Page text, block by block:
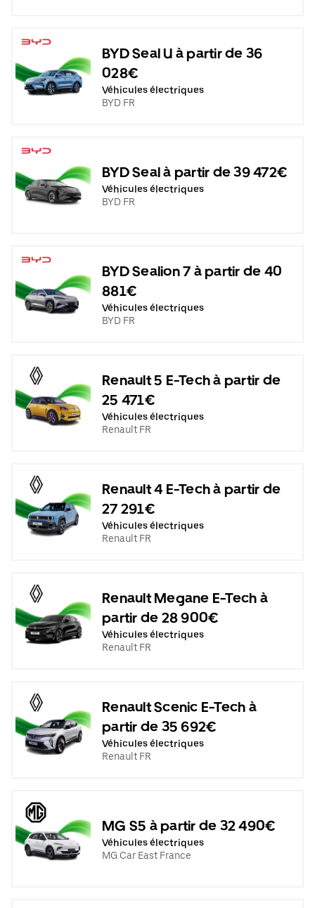
BYD Seal U à partir de 36
028€
Véhicules électriques
BYD FR
BYD Seal à partir de 39 472€
Véhicules électriques
BYD FR
BYD Sealion 7 à partir de 40
881€
Véhicules électriques
BYD FR
Renault 5 E-Tech à partir de
25 471€
Véhicules électriques
Renault FR
Renault 4 E-Tech à partir de
27 291€
Véhicules électriques
Renault FR
Renault Megane E-Tech à
partir de 28 900€
Véhicules électriques
Renault FR
Renault Scenic E-Tech à
partir de 35 692€
Véhicules électriques
Renault FR
MG S5 à partir de 32 490€
Véhicules électriques
MG Car East France